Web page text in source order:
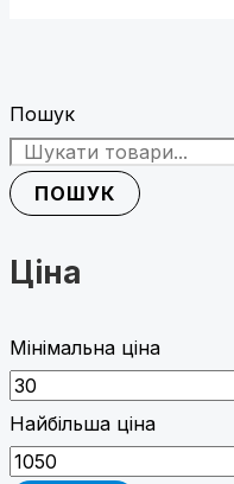
Пошук
ПОШУК
Ціна
Мінімальна ціна
Найбільша ціна